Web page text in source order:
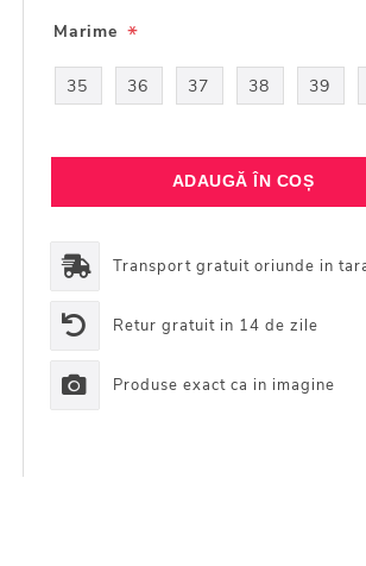
Marime *
35 36 37 38 39
Transport gratuit oriunde in
Retur gratuit in 14 de zile
Produse exact ca in imagine